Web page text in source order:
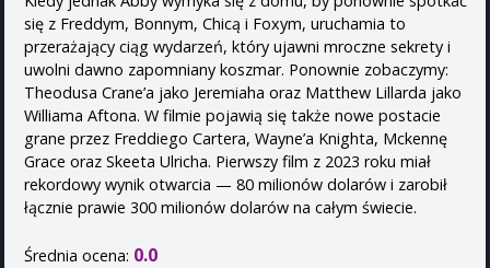
się z Freddym, Bonnym, Chicą i Foxym, uruchamia to
przerażający ciąg wydarzeń, który ujawni mroczne sekrety i
uwolni dawno zapomniany koszmar. Ponownie zobaczymy:
Theodusa Crane’a jako Jeremiaha oraz Matthew Lillarda jako
Williama Aftona. W filmie pojawią się także nowe postacie
grane przez Freddiego Cartera, Wayne’a Knighta, Mckennę
Grace oraz Skeeta Ulricha. Pierwszy film z 2023 roku miał
rekordowy wynik otwarcia — 80 milionów dolarów i zarobił
łącznie prawie 300 milionów dolarów na całym świecie.
Średnia ocena: 0.0